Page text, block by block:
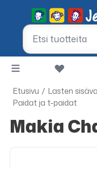
Etusivu / Lasten
Paidat ja t-paidat
Makia